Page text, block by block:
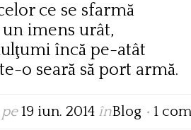
ce se sfarmă
un imens urât,
încă pe-atât
o seară să port armă.
pe19 iun. 2014 înBlog • 1